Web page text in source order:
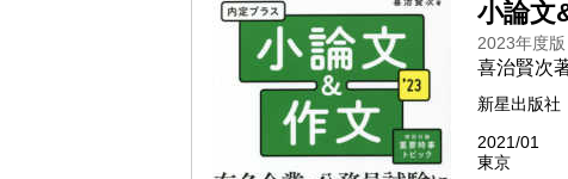
小論文
2023年度版
喜治賢次
新星出版社
2021/01
東京